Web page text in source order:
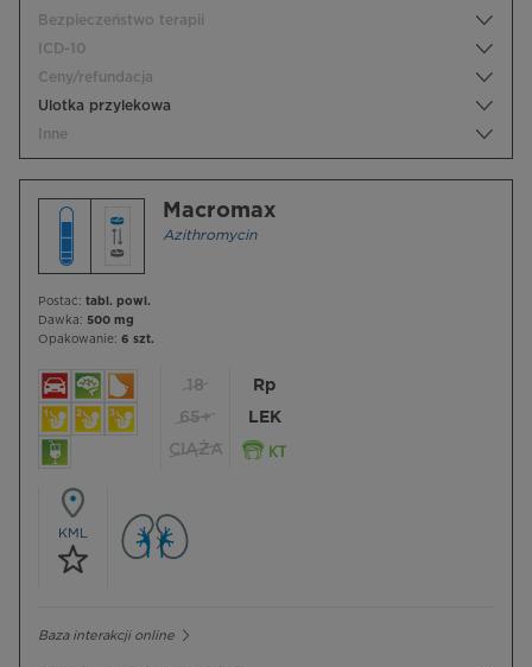
Bezpieczeństwo terapii
ICD-10
Ceny/refundacja
Ulotka przylekowa
Inne
Macromax
Azithromycin
Postać: tabl. powl.
Dawka: 500 mg
Opakowanie: 6 szt.
18
65+
CIĄŻA
Rp
LEK
KML
Baza interakcji online